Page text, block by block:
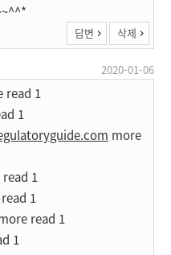
답변 삭제
2020-01-06
read 1
1
more
1
1
read 1
1